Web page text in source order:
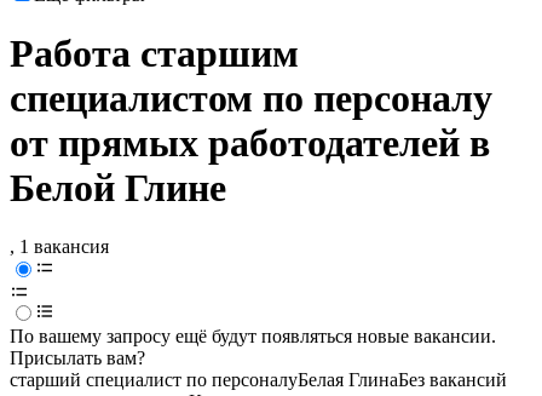
Работа старшим
специалистом по персоналу
от прямых работодателей в
Белой Глине
, 1 вакансия
По вашему запросу ещё будут появляться новые вакансии.
Присылать вам?
старший специалист по персоналуБелая ГлинаБез вакансий